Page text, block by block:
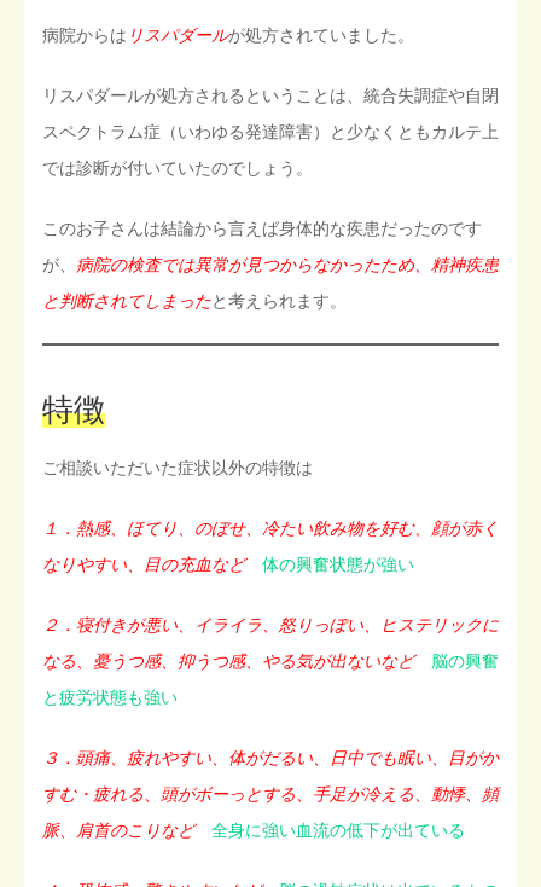
病院からは リスパダールが処方されていました。
リスパダールが処方されるということは、統合失調症や自閉
スペクトラム症（いわゆる発達障害）と少なくともカルテ上
では診断が付いていたのでしょう。
このお子さんは結論から言えば身体的な疾患だったのです
が、 病院の検査では異常が見つからなかったため、精神疾患
と判断されてしまったと考えられます。
特徴
ご相談いただいた症状以外の特徴は
１．熱感、ほてり、のぼせ、冷たい飲み物を好む、顔が赤く
なりやすい、目の充血など体の興奮状態が強い
２．寝付きが悪い、イライラ、怒りっぽい、ヒステリックに
なる、憂うつ感、抑うつ感、やる気が出ないなど脳の興奮
と疲労状態も強い
３．頭痛、疲れやすい、体がだるい、日中でも眠い、目がか
すむ・疲れる、頭がボーっとする、手足が冷える、動悸、頻
脈、肩首のこりなど全身に強い血流の低下が出ている